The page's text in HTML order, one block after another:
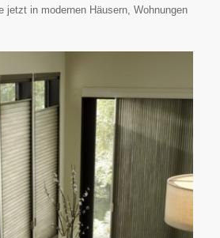
jetzt in modernen Häusern, Wohnungen